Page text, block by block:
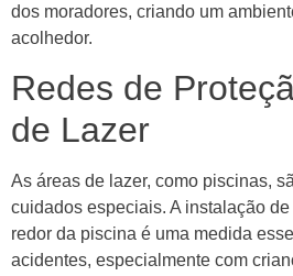
dos moradores, criando um
acolhedor.
Redes de
de Lazer
As áreas de lazer, como piscinas,
cuidados especiais. A instalação
redor da piscina é uma medida
acidentes, especialmente com